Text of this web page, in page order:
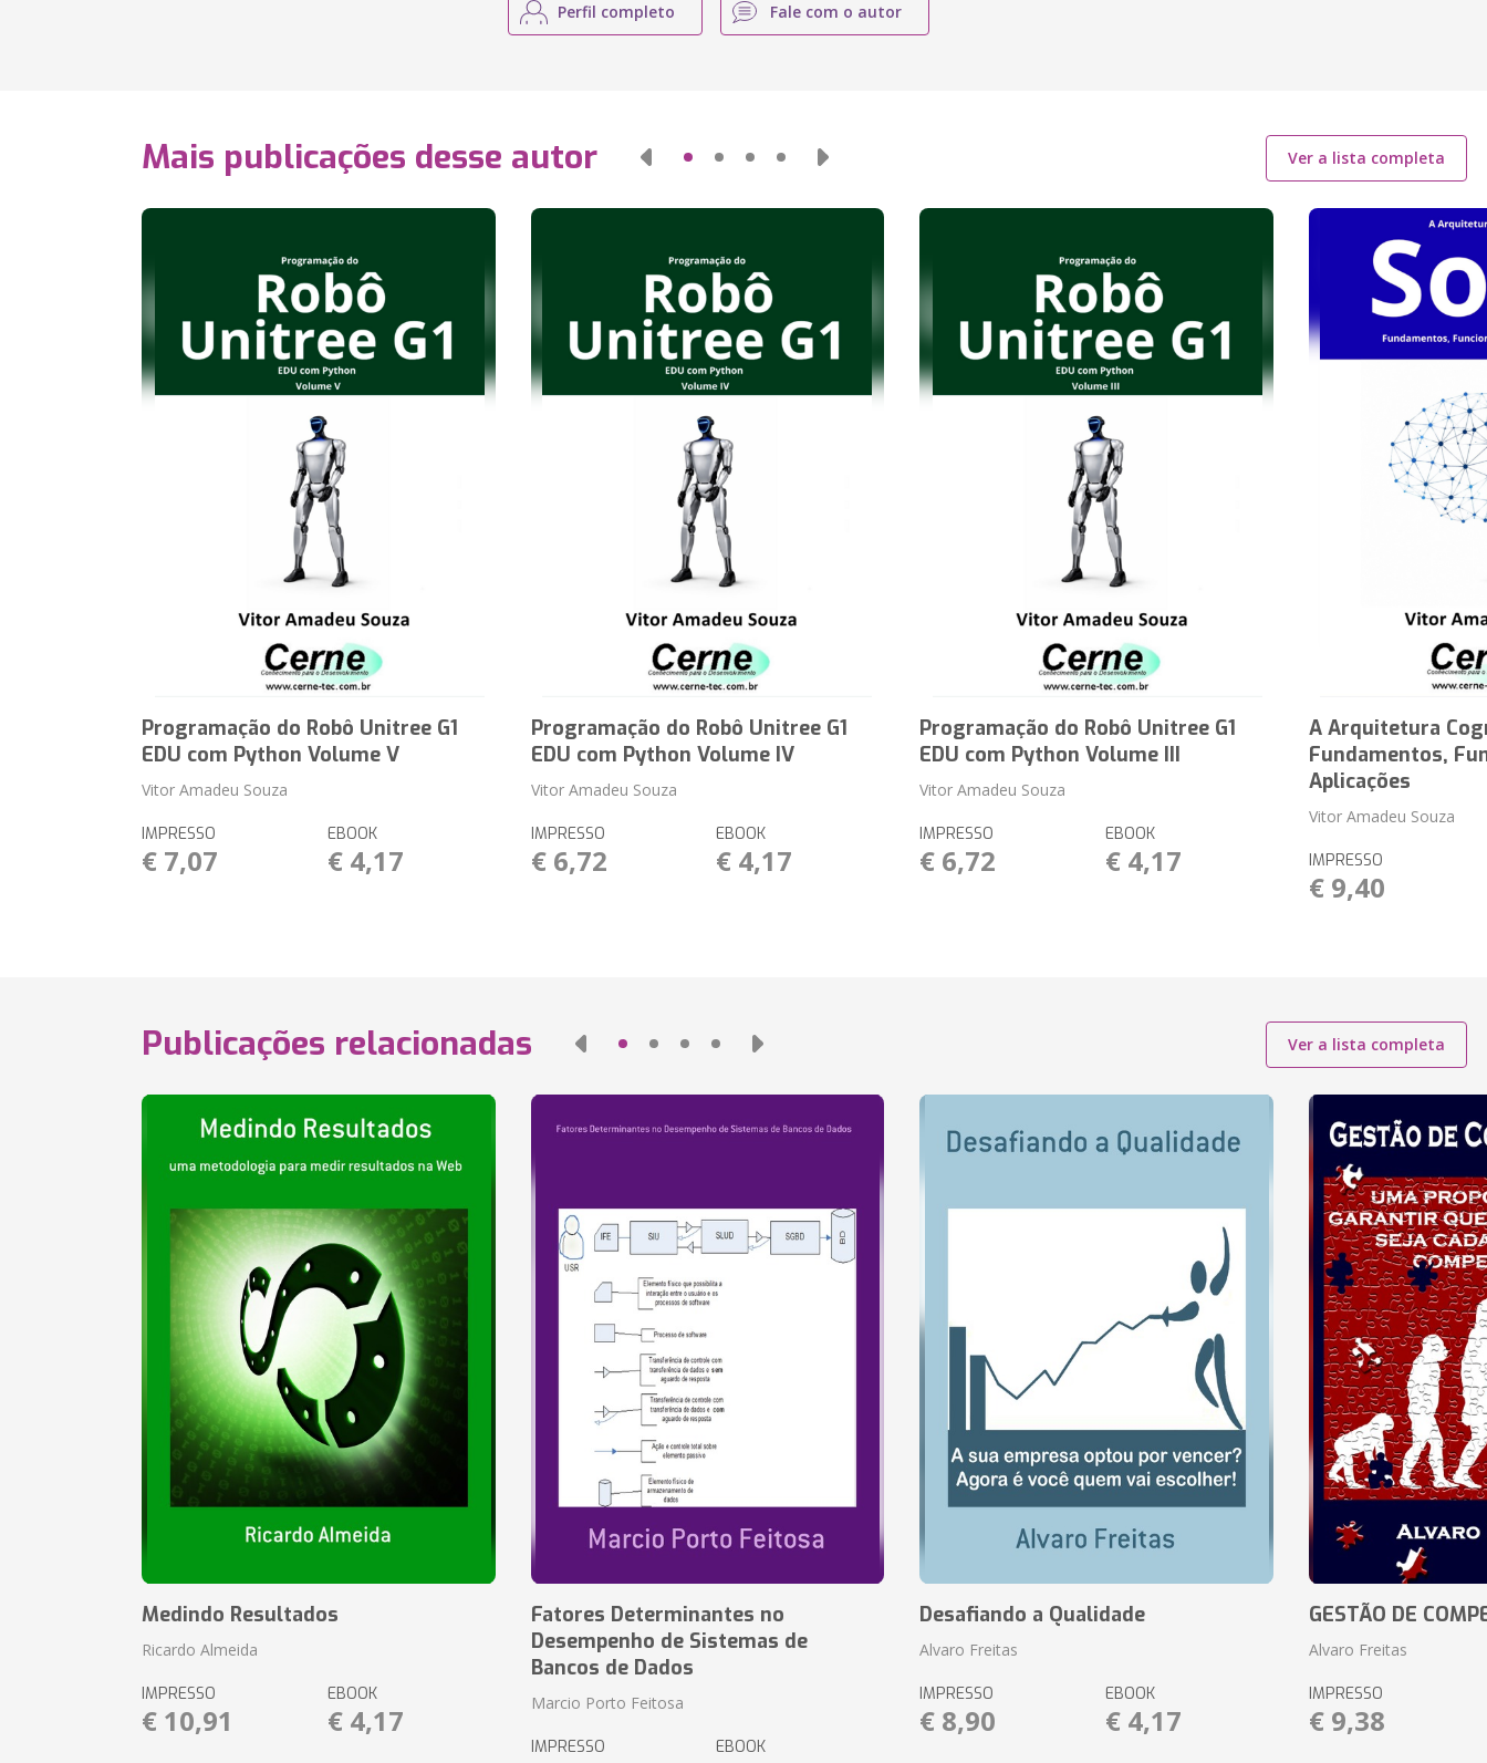
Perfil completo Fale com o autor
Mais publicações desse autor Ver a lista completa
Programação do Robô Unitree G1
EDU com Python Volume V
Vitor Amadeu Souza
IMPRESSO
€ 7,07
EBOOK
€ 4,17
Programação do Robô Unitree G1
EDU com Python Volume IV
Vitor Amadeu Souza
IMPRESSO
€ 6,72
EBOOK
€ 4,17
Programação do Robô Unitree G1
EDU com Python Volume III
Vitor Amadeu Souza
IMPRESSO
€ 6,72
EBOOK
€ 4,17
A Arquitetura
Fundamentos,
Aplicações
Vitor Amadeu Souza
IMPRESSO
€ 9,40
Publicações relacionadas Ver a lista completa
Medindo Resultados
Ricardo Almeida
IMPRESSO
€ 10,91
EBOOK
€ 4,17
Fatores Determinantes no
Desempenho de Sistemas de
Bancos de Dados
Marcio Porto Feitosa
IMPRESSO EBOOK
Desafiando a Qualidade
Alvaro Freitas
IMPRESSO
€ 8,90
EBOOK
€ 4,17
GESTÃO DE
Alvaro Freitas
IMPRESSO
€ 9,38